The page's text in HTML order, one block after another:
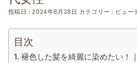
投稿日 : 2024年8月28日 カテゴリー : ビュー
目次
褪色した髪を綺麗に染めたい！